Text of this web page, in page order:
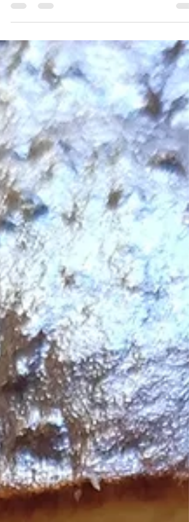
de pois chiche 35 g fécule de pomme de terre
15 ml d’huile de colza (à défaut, d’huile...